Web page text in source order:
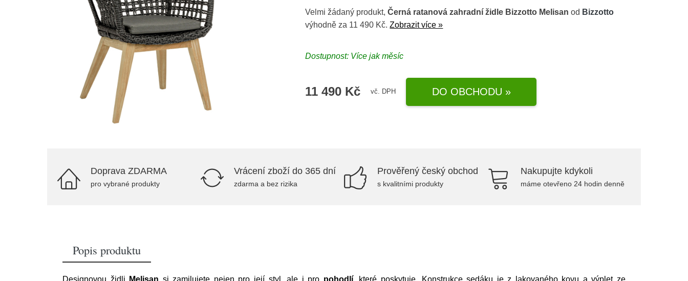
Velmi žádaný produkt,Černá ratanová zahradní židle Bizzotto Melisan od Bizzotto
výhodně za 11 490 Kč.Zobrazit více »
Dostupnost: Více jak měsíc
11 490 Kč vč. DPH DO OBCHODU »
Doprava ZDARMA
pro vybrané produkty
Vrácení zboží do 365 dní
zdarma a bez rizika
Prověřený český obchod
s kvalitními produkty
Nakupujte kdykoli
máme otevřeno 24 hodin denně
Popis produktu
Designovou židli Melisan si zamilujete nejen pro její styl, ale i pro pohodlí, které poskytuje. Konstrukce sedáku je z lakovaného kovu a výplet ze